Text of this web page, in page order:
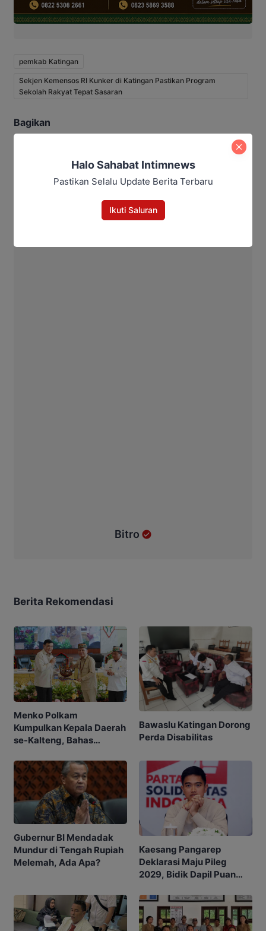
pemkab Katingan
Sekjen Kemensos RI Kunker di Katingan Pastikan Program
Sekolah Rakyat Tepat Sasaran
Bagikan
Bitro
Berita Rekomendasi
Menko Polkam
Kumpulkan Kepala Daerah
se-Kalteng, Bahas
Ilegal
Bawaslu Katingan Dorong
Perda Disabilitas
Gubernur BI Mendadak
Mundur di Tengah Rupiah
Melemah, Ada Apa?
Kaesang Pangarep
Deklarasi Maju Pileg
2029, Bidik Dapil Puan
Halo Sahabat Intimnews
Pastikan Selalu Update Berita Terbaru
Ikuti Saluran